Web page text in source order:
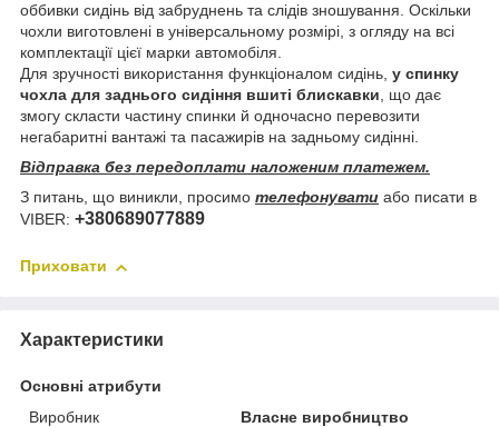
оббивки сидінь від забруднень та слідів зношування. Оскільки
чохли виготовлені в універсальному розмірі, з огляду на всі
комплектації цієї марки автомобіля.
Для зручності використання функціоналом сидінь, у спинку
чохла для заднього сидіння вшиті блискавки, що дає
змогу скласти частину спинки й одночасно перевозити
негабаритні вантажі та пасажирів на задньому сидінні.
Відправка без передоплати наложеним платежем.
З питань, що виникли, просимо телефонувати або писати в
VIBER: +380689077889
Приховати
Характеристики
Основні атрибути
Виробник
Власне виробництво